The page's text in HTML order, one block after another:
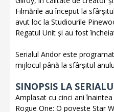
Filmările au început la
avut loc la Studiourile
Regatul Unit și au fost
Serialul Andor este
mijlocul până la sfârșitul
SINOPSIS LA
Amplasat cu cinci ani
Rogue One: O poveste Star